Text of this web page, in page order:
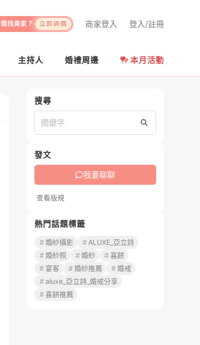
登入/註冊
商家登入
找商家？ 立即詢價
主持人 婚禮周邊 本月活動
搜尋
搜尋
發文
我要聊聊
查看版規
熱門話題標籤
婚紗攝影
ALUXE_亞立詩
婚紗照
婚紗
喜餅
宴客
婚紗推薦
婚戒
aluxe_亞立詩_婚戒分享
喜餅推薦